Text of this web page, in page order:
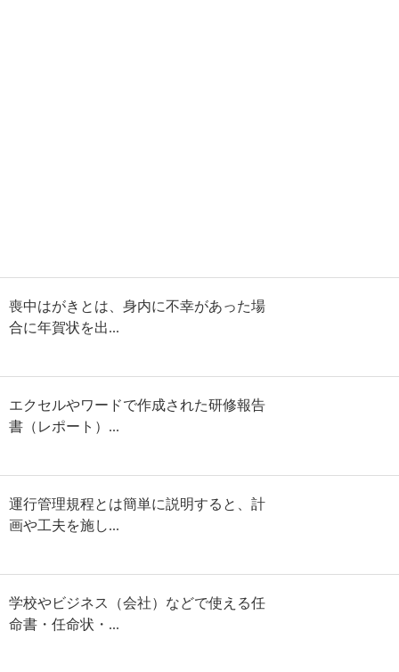
喪中はがきとは、身内に不幸があった場
合に年賀状を出...
エクセルやワードで作成された研修報告
書（レポート）...
運行管理規程とは簡単に説明すると、計
画や工夫を施し...
学校やビジネス（会社）などで使える任
命書・任命状・...